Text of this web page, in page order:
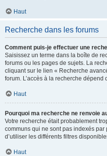
Haut
Recherche dans les forums
Comment puis-je effectuer une
Saisissez un terme dans la boîte de
forums ou les pages de sujets. La
cliquant sur le lien « Recherche
forum. L’accès à la recherche dépend
Haut
Pourquoi ma recherche ne renvoie
Votre recherche était probablement
communs qui ne sont pas indexés par
d’utiliser les différents filtres
Haut